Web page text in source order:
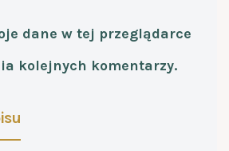
dane w tej przeglądarce
kolejnych komentarzy.